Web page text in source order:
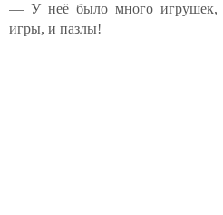
— У неё было много
игры, и пазлы!